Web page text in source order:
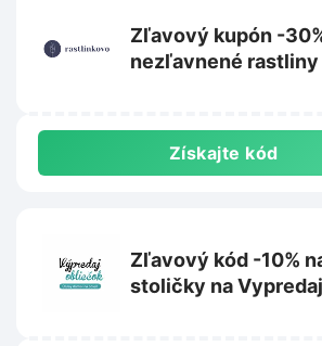
Zľavový kupón -
nezľavnené rastliny
Získajte kód
Zľavový kód -10%
stoličky na